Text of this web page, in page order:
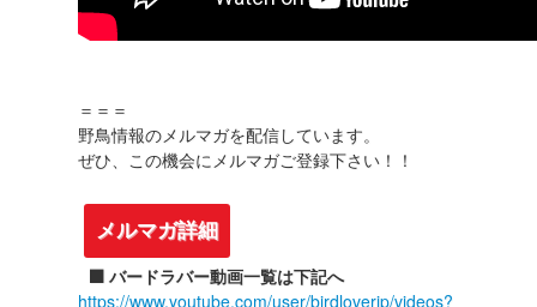
＝＝＝
野鳥情報のメルマガを配信しています。
ぜひ、この機会にメルマガご登録下さい！！
メルマガ詳細
⬛️ バードラバー動画一覧は下記へ
https://www.youtube.com/user/birdloverjp/videos?